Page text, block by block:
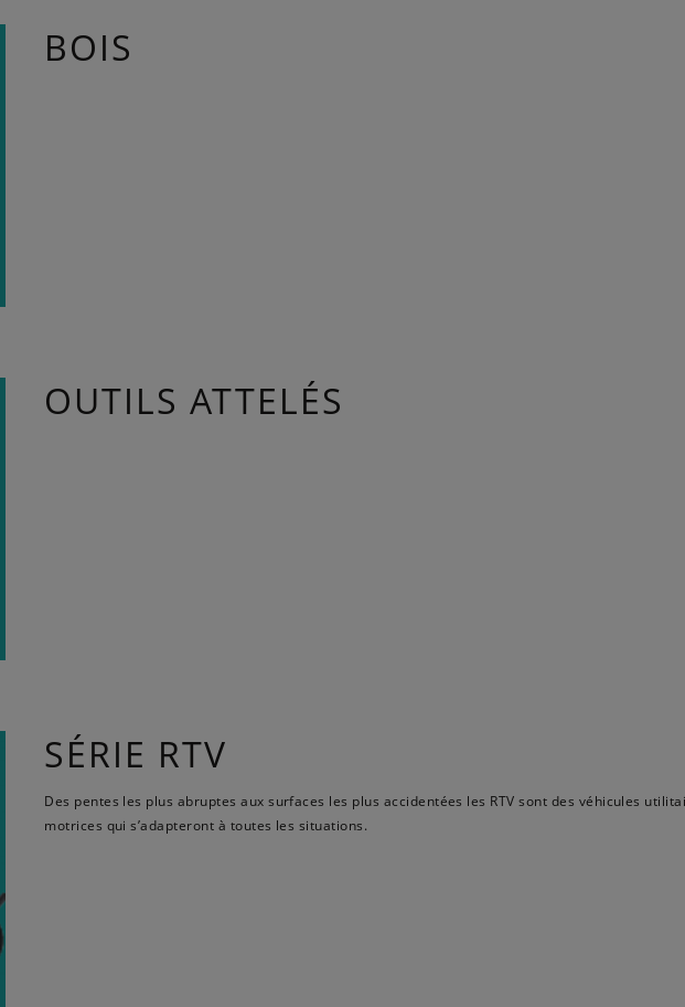
BOIS
OUTILS ATTELÉS
SÉRIE RTV
Des pentes les plus abruptes aux surfaces les plus accidentées les RTV sont des véhicules
motrices qui s’adapteront à toutes les situations.